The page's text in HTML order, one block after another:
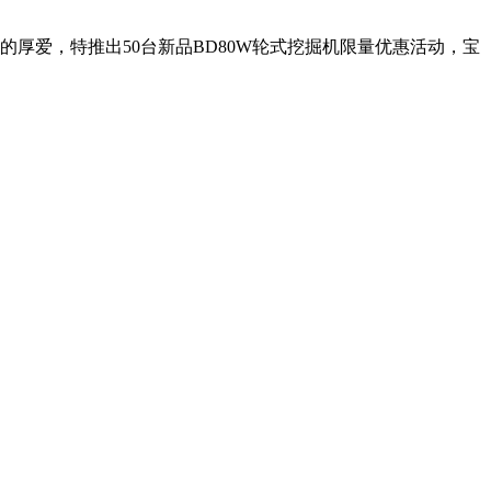
厚爱，特推出50台新品BD80W轮式挖掘机限量优惠活动，宝